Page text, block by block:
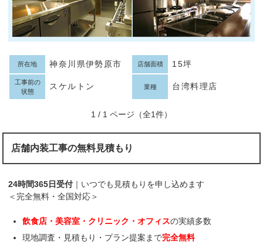
所在地 神奈川県伊勢原市 店舗面積 15坪
工事前の
状態
スケルトン 業種 台湾料理店
1 / 1 ページ（全1件）
店舗内装工事の無料見積もり
24時間365日受付 ｜いつでも見積もりを申し込めます
＜完全無料・全国対応＞
飲食店・美容室・クリニック・オフィスの実績多数
現地調査・見積もり・プラン提案まで完全無料